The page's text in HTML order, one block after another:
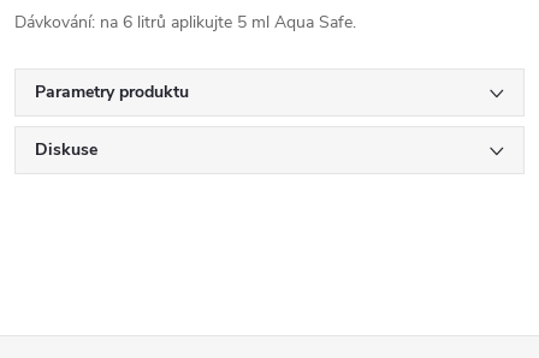
Dávkování: na 6 litrů aplikujte 5 ml Aqua Safe.
Parametry produktu
Diskuse